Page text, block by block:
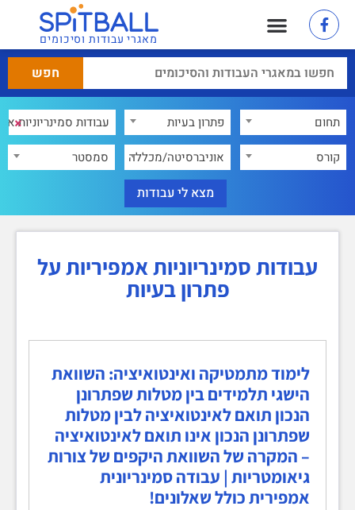
מאגרי עבודות וסיכומים
תחום פתרון בעיות ×
קורס אוניברסיטה/מכללה סמסטר
עבודות סמינריוניות אמפיריות על
פתרון בעיות
לימוד מתמטיקה ואינטואיציה: השוואת
הישגי תלמידים בין מטלות שפתרונן
הנכון תואם לאינטואיציה לבין מטלות
שפתרונן הנכון אינו תואם לאינטואיציה
– המקרה של השוואת היקפים של צורות
גיאומטריות | עבודה סמינריונית
אמפירית כולל שאלונים!